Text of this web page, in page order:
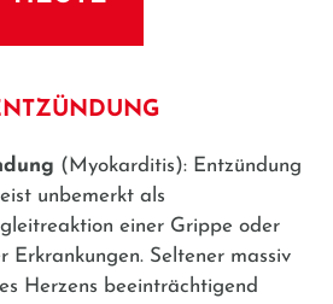
(Myokarditis): Entzündung
unbemerkt als
einer Grippe oder
Seltener massiv
Herzens beeinträchtigend